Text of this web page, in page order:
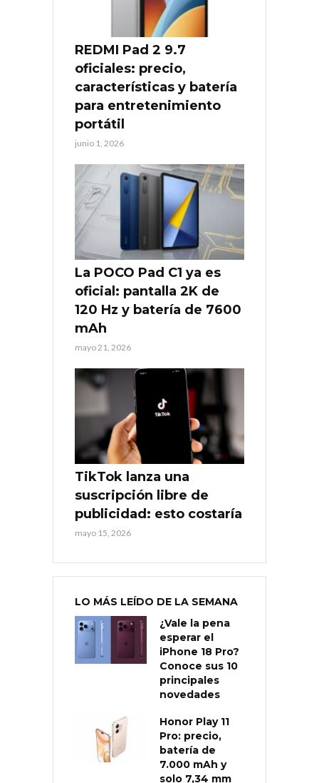
REDMI Pad 2 9.7
oficiales: precio,
características y batería
para entretenimiento
portátil
junio 1, 2026
La POCO Pad C1 ya es
oficial: pantalla 2K de
120 Hz y batería de 7600
mAh
mayo 21, 2026
TikTok lanza una
suscripción libre de
publicidad: esto costaría
mayo 15, 2026
LO MÁS LEÍDO DE LA SEMANA
¿Vale la pena
esperar el
iPhone 18 Pro?
Conoce sus 10
principales
novedades
Honor Play 11
Pro: precio,
batería de
7.000 mAh y
solo 7,34 mm